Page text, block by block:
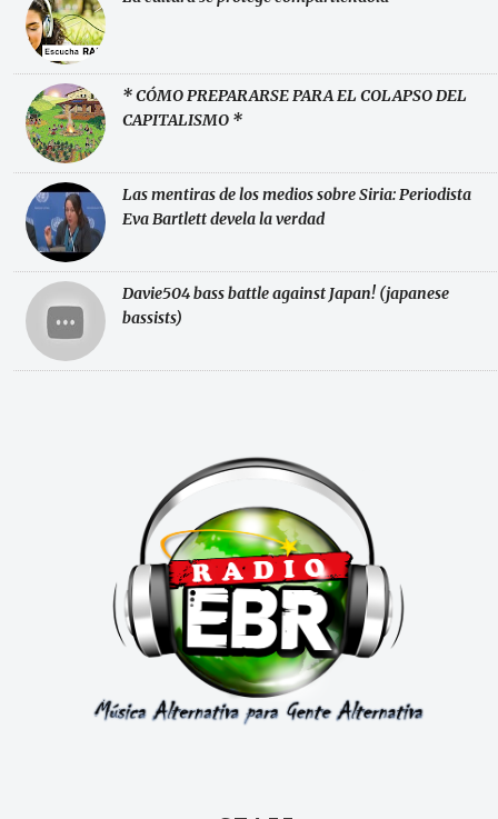
* CÓMO PREPARARSE PARA EL COLAPSO DEL
CAPITALISMO *
Las mentiras de los medios sobre Siria: Periodista
Eva Bartlett devela la verdad
Davie504 bass battle against Japan! (japanese
bassists)